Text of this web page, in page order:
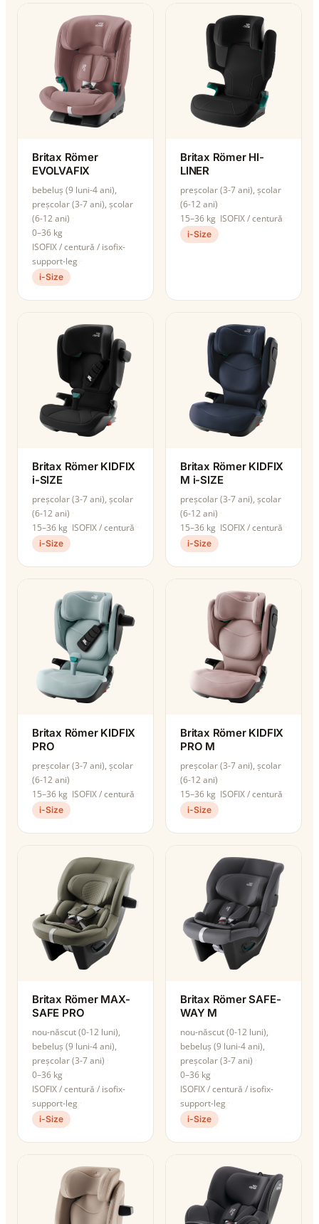
Britax Römer
EVOLVAFIX
bebeluș (9 luni-4 ani),
preșcolar (3-7 ani), școlar
(6-12 ani)
0–36 kg
ISOFIX / centură / isofix-
support-leg
i-Size
Britax Römer HI-
LINER
preșcolar (3-7 ani), școlar
(6-12 ani)
15–36 kg ISOFIX / centură
i-Size
Britax Römer KIDFIX
i-SIZE
preșcolar (3-7 ani), școlar
(6-12 ani)
15–36 kg ISOFIX / centură
i-Size
Britax Römer KIDFIX
M i-SIZE
preșcolar (3-7 ani), școlar
(6-12 ani)
15–36 kg ISOFIX / centură
i-Size
Britax Römer KIDFIX
PRO
preșcolar (3-7 ani), școlar
(6-12 ani)
15–36 kg ISOFIX / centură
i-Size
Britax Römer KIDFIX
PRO M
preșcolar (3-7 ani), școlar
(6-12 ani)
15–36 kg ISOFIX / centură
i-Size
Britax Römer MAX-
SAFE PRO
nou-născut (0-12 luni),
bebeluș (9 luni-4 ani),
preșcolar (3-7 ani)
0–36 kg
ISOFIX / centură / isofix-
support-leg
i-Size
Britax Römer SAFE-
WAY M
nou-născut (0-12 luni),
bebeluș (9 luni-4 ani),
preșcolar (3-7 ani)
0–36 kg
ISOFIX / centură / isofix-
support-leg
i-Size